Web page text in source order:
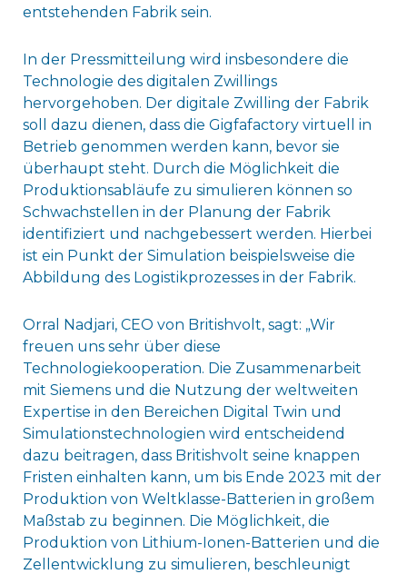
entstehenden Fabrik sein.
In der Pressmitteilung wird insbesondere die
Technologie des digitalen Zwillings
hervorgehoben. Der digitale Zwilling der Fabrik
soll dazu dienen, dass die Gigfafactory virtuell in
Betrieb genommen werden kann, bevor sie
überhaupt steht. Durch die Möglichkeit die
Produktionsabläufe zu simulieren können so
Schwachstellen in der Planung der Fabrik
identifiziert und nachgebessert werden. Hierbei
ist ein Punkt der Simulation beispielsweise die
Abbildung des Logistikprozesses in der Fabrik.
Orral Nadjari, CEO von Britishvolt, sagt: „Wir
freuen uns sehr über diese
Technologiekooperation. Die Zusammenarbeit
mit Siemens und die Nutzung der weltweiten
Expertise in den Bereichen Digital Twin und
Simulationstechnologien wird entscheidend
dazu beitragen, dass Britishvolt seine knappen
Fristen einhalten kann, um bis Ende 2023 mit der
Produktion von Weltklasse-Batterien in großem
Maßstab zu beginnen. Die Möglichkeit, die
Produktion von Lithium-Ionen-Batterien und die
Zellentwicklung zu simulieren, beschleunigt